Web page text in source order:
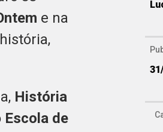
e na
História
Escola de